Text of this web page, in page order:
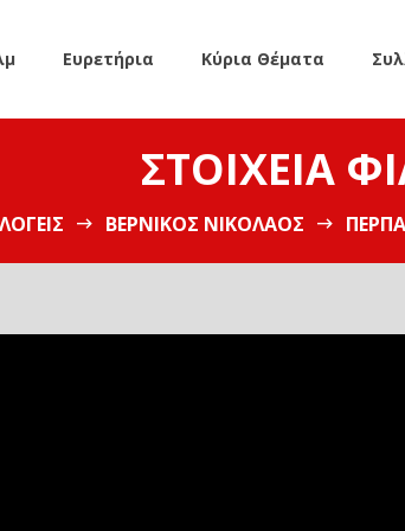
Ευρετήρια Κύρια Θέματα
ΣΤΟΙΧΕΊΑ
ΒΕΡΝΊΚΟΣ ΝΙΚΌΛΑΟΣ